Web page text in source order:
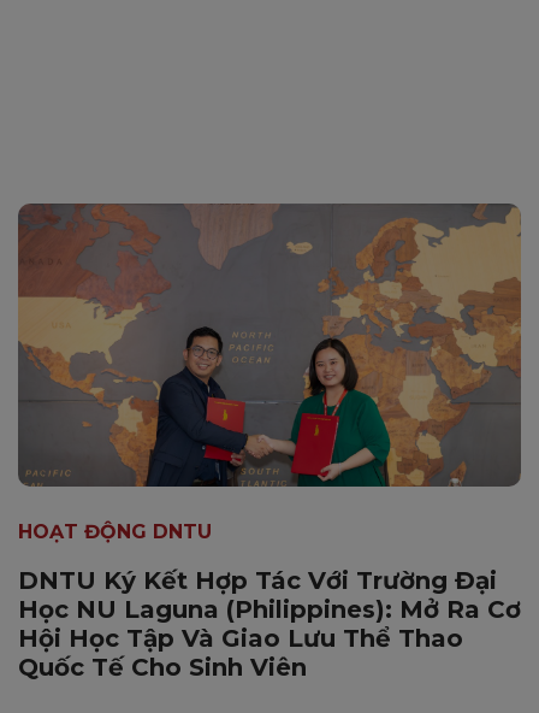
HOẠT ĐỘNG DNTU
DNTU Ký Kết Hợp Tác Với Trường Đại
Học NU Laguna (Philippines): Mở Ra Cơ
Hội Học Tập Và Giao Lưu Thể Thao
Quốc Tế Cho Sinh Viên